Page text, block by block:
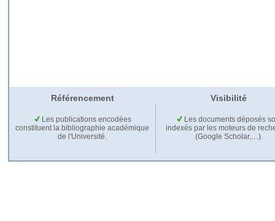
Référencement Visibilité
Les publications encodées
constituent la bibliographie académique
de l'Université.
Les documents déposés
indexés par les moteurs de
(Google Scholar,…).